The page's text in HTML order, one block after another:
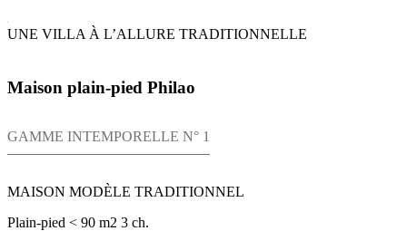
UNE VILLA À L’ALLURE TRADITIONNELLE
Maison plain-pied Philao
GAMME INTEMPORELLE N° 1
MAISON MODÈLE TRADITIONNEL
Plain-pied < 90 m2 3 ch.